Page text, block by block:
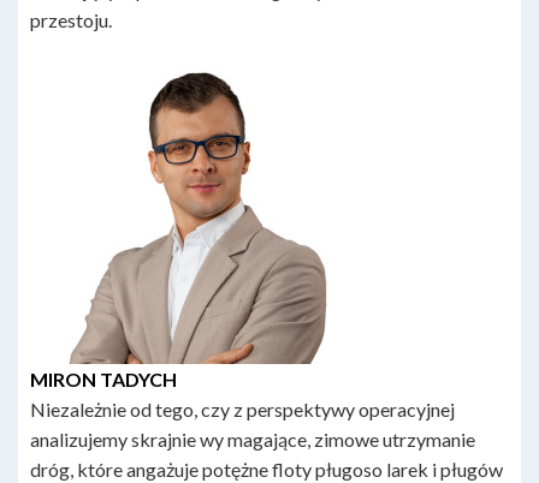
przestoju.
MIRON TADYCH
Niezależnie od tego, czy z perspektywy operacyjnej
analizujemy skrajnie wy magające, zimowe utrzymanie
dróg, które angażuje potężne floty pługoso larek i pługów